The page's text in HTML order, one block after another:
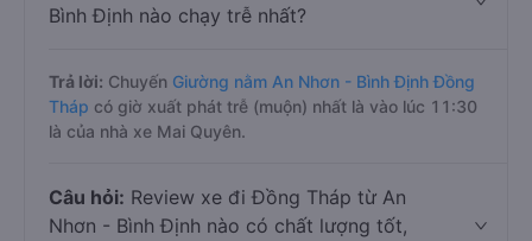
Bình Định nào chạy trễ nhất?
Trả lời: Chuyến Giường nằm An Nhơn - Bình Định Đồng
Tháp có giờ xuất phát trễ (muộn) nhất là vào lúc 11:30
là của nhà xe Mai Quyên.
Câu hỏi: Review xe đi Đồng Tháp từ An
Nhơn - Bình Định nào có chất lượng tốt,